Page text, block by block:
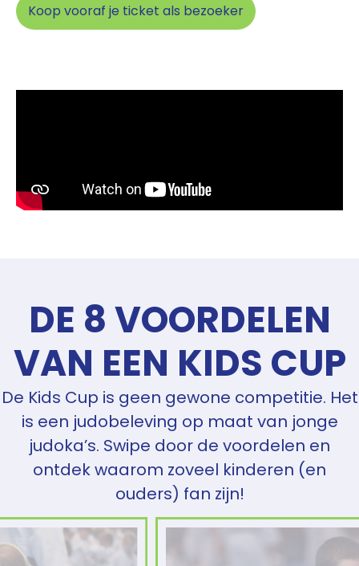
Koop vooraf je ticket als bezoeker
DE 8 VOORDELEN
VAN EEN KIDS CUP
De Kids Cup is geen gewone competitie. Het
is een judobeleving op maat van jonge
judoka’s. Swipe door de voordelen en
ontdek waarom zoveel kinderen (en
ouders) fan zijn!